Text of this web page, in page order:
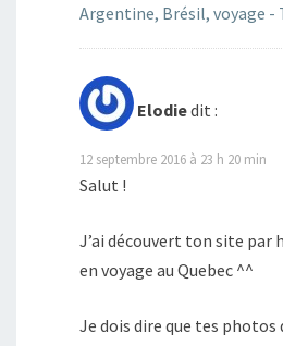
Argentine, Brésil, voyage -
Elodiedit :
12 septembre 2016 à 23 h 20 min
Salut !
J’ai découvert ton site par
en voyage au Quebec ^^
Je dois dire que tes photos